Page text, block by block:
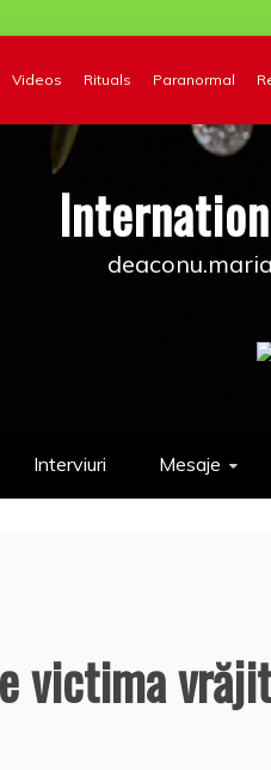
Videos Rituals Paranormal
Interviuri Mesaje
victima